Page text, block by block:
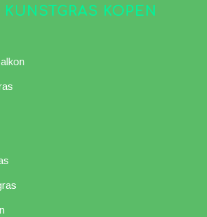
KOPEN